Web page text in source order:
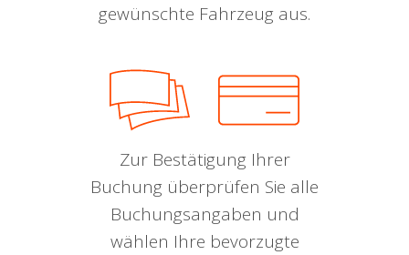
gewünschte Fahrzeug aus.
Zur Bestätigung Ihrer
Buchung überprüfen Sie alle
Buchungsangaben und
wählen Ihre bevorzugte